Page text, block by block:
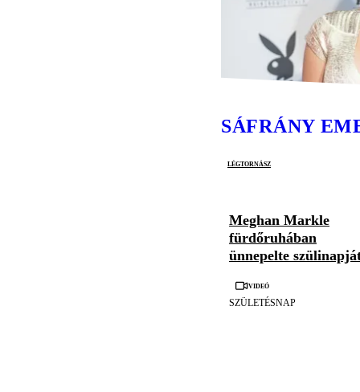
SÁFRÁNY
légtornász
Meghan Markle
fürdőruhában
ünnepelte
Videó
SZÜLETÉSNAP